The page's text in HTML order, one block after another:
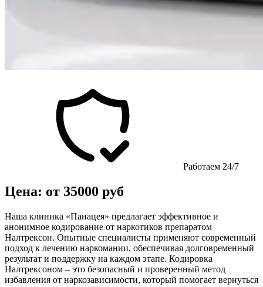
Работаем 24/7
Цена: от 35000 руб
Наша клиника «Панацея» предлагает эффективное и
анонимное кодирование от наркотиков препаратом
Налтрексон. Опытные специалисты применяют современный
подход к лечению наркомании, обеспечивая долговременный
результат и поддержку на каждом этапе. Кодировка
Налтрексоном – это безопасный и проверенный метод
избавления от наркозависимости, который помогает вернуться